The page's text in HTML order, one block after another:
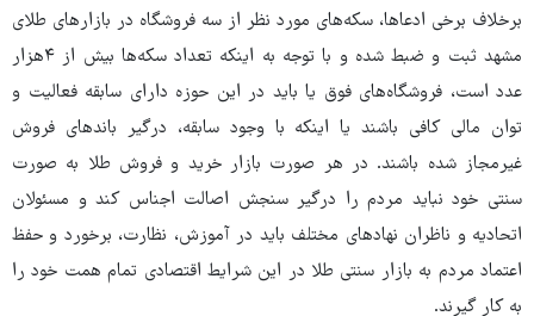
برخلاف برخی ادعاها، سکه‌های مورد نظر از سه فروشگاه در بازارهای طلای
مشهد ثبت و ضبط شده و با توجه به اینکه تعداد سکه‌ها بیش از ۴هزار
عدد ‌است، فروشگاه‌های فوق یا باید در این حوزه دارای سابقه فعالیت و
توان مالی کافی باشند یا اینکه با وجود سابقه، درگیر باندهای فروش
غیرمجاز شده باشند. در هر صورت بازار خرید و فروش طلا به صورت
سنتی خود نباید مردم را درگیر سنجش اصالت اجناس کند و مسئولان
اتحادیه و ناظران نهادهای مختلف باید در آموزش، نظارت، برخورد و حفظ
اعتماد مردم به بازار سنتی طلا در این شرایط اقتصادی تمام همت خود را
به کار گیرند.